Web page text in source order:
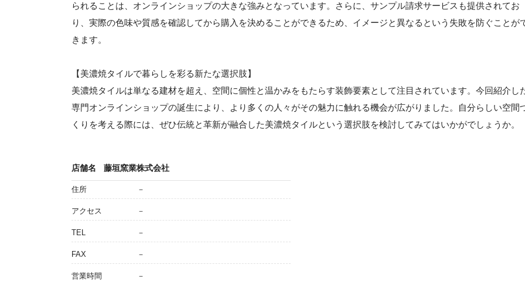
られることは、オンラインショップの大きな強みとなっています。さらに、サンプル請求サービスも提供されてお
り、実際の色味や質感を確認してから購入を決めることができるため、イメージと異なるという失敗を防ぐことが
きます。
【美濃焼タイルで暮らしを彩る新たな選択肢】
美濃焼タイルは単なる建材を超え、空間に個性と温かみをもたらす装飾要素として注目されています。今回紹介し
専門オンラインショップの誕生により、より多くの人々がその魅力に触れる機会が広がりました。自分らしい空間
くりを考える際には、ぜひ伝統と革新が融合した美濃焼タイルという選択肢を検討してみてはいかがでしょうか。
店舗名 藤垣窯業株式会社
住所 －
アクセス －
TEL －
FAX －
営業時間 －